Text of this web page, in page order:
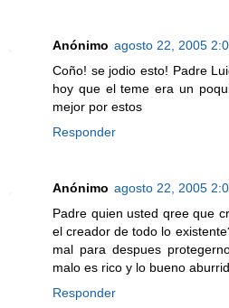
Anónimo agosto 22, 2005
Coño! se jodio esto! Padre
hoy que el teme era un
mejor por estos
Responder
Anónimo agosto 22, 2005
Padre quien usted qree que
el creador de todo lo
mal para despues
malo es rico y lo bueno
Responder